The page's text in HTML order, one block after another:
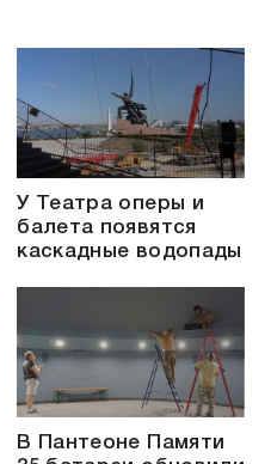
У Театра оперы и
балета появятся
каскадные водопады
В Пантеоне Памяти